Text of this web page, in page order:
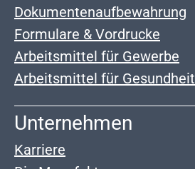
Dokumentenaufbewahrung
Formulare & Vordrucke
Arbeitsmittel für Gewerbe
Arbeitsmittel für Gesundheit
Unternehmen
Karriere